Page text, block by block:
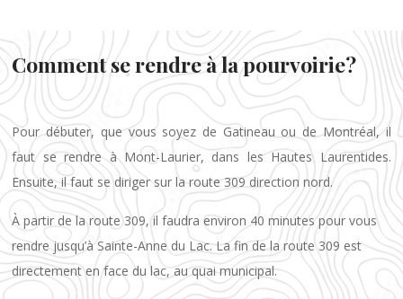
Comment se rendre à la pourvoirie?
Pour débuter, que vous soyez de Gatineau ou de Montréal, il
faut se rendre à Mont-Laurier, dans les Hautes Laurentides.
Ensuite, il faut se diriger sur la route 309 direction nord.
À partir de la route 309, il faudra environ 40 minutes pour vous
rendre jusqu’à Sainte-Anne du Lac. La fin de la route 309 est
directement en face du lac, au quai municipal.